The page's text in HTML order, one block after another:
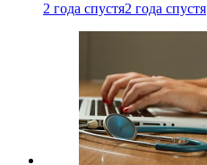
2 года спустя2 года спустя